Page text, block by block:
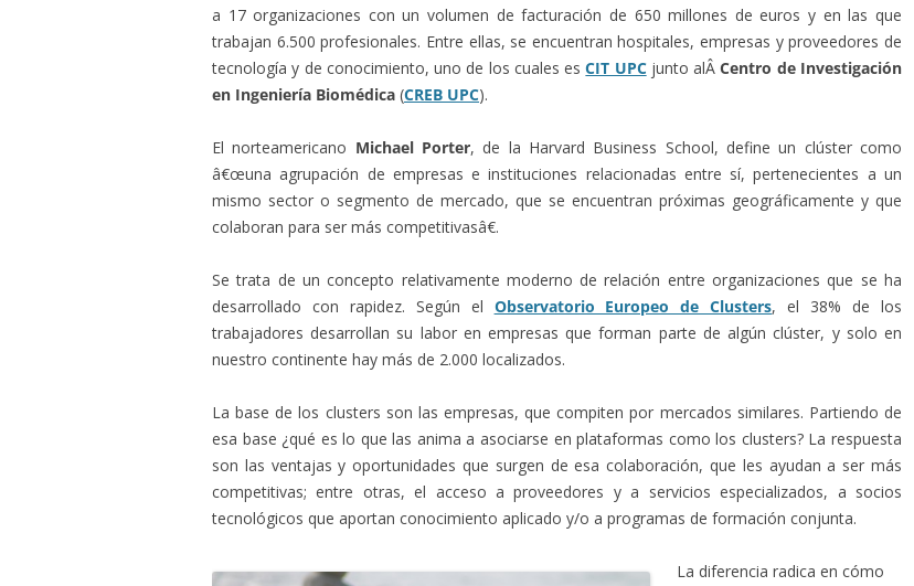
a 17 organizaciones con un volumen de facturación de 650 millones de euros y en las que
trabajan 6.500 profesionales. Entre ellas, se encuentran hospitales, empresas y proveedores de
tecnología y de conocimiento, uno de los cuales es CIT UPCjunto alÂCentro de Investigación
en Ingeniería Biomédica (CREB UPC).
El norteamericano Michael Porter, de la Harvard Business School, define un clúster como
â€œuna agrupación de empresas e instituciones relacionadas entre sí, pertenecientes a un
mismo sector o segmento de mercado, que se encuentran próximas geográficamente y que
colaboran para ser más competitivasâ€.
Se trata de un concepto relativamente moderno de relación entre organizaciones que se ha
desarrollado con rapidez. Según el Observatorio Europeo de Clusters, el 38% de los
trabajadores desarrollan su labor en empresas que forman parte de algún clúster, y solo en
nuestro continente hay más de 2.000 localizados.
La base de los clusters son las empresas, que compiten por mercados similares. Partiendo de
esa base ¿qué es lo que las anima a asociarse en plataformas como los clusters? La respuesta
son las ventajas y oportunidades que surgen de esa colaboración, que les ayudan a ser más
competitivas; entre otras, el acceso a proveedores y a servicios especializados, a socios
tecnológicos que aportan conocimiento aplicado y/o a programas de formación conjunta.
La diferencia radica en cómo